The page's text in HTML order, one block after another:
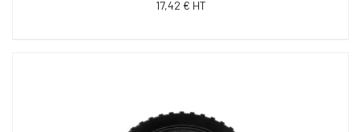
17,42 € HT